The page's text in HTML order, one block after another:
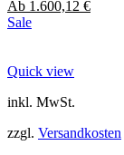
Ab 1.600,12 €
Sale
Quick view
inkl. MwSt.
zzgl. Versandkosten